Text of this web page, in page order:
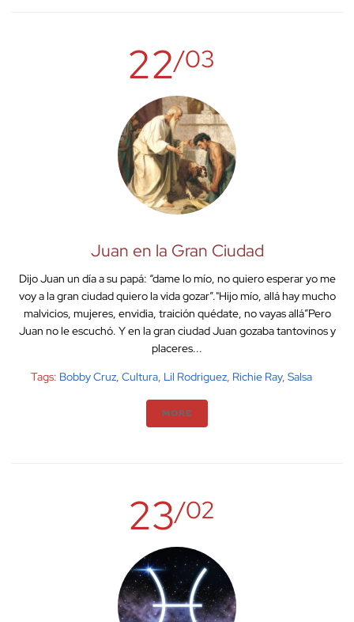
22/03
Juan en la Gran Ciudad
Dijo Juan un día a su papá: “dame lo mío, no quiero esperar yo me
voy a la gran ciudad quiero la vida gozar”."Hijo mío, allá hay mucho
malvicios, mujeres, envidia, traición quédate, no vayas allá”Pero
Juan no le escuchó. Y en la gran ciudad Juan gozaba tantovinos y
placeres...
Tags: Bobby Cruz, Cultura, Lil Rodriguez, Richie Ray, Salsa
MORE
23/02